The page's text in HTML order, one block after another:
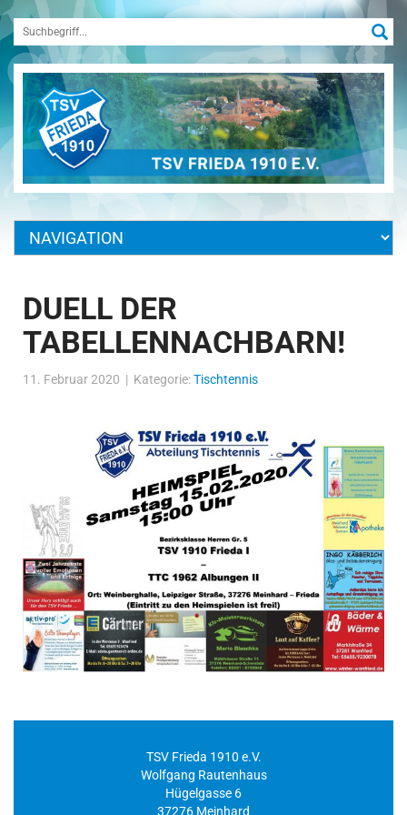
DUELL DER
TABELLENNACHBARN!
11. Februar 2020 | Kategorie:Tischtennis
TSV Frieda 1910 e.V.
Wolfgang Rautenhaus
Hügelgasse 6
37276 Meinhard